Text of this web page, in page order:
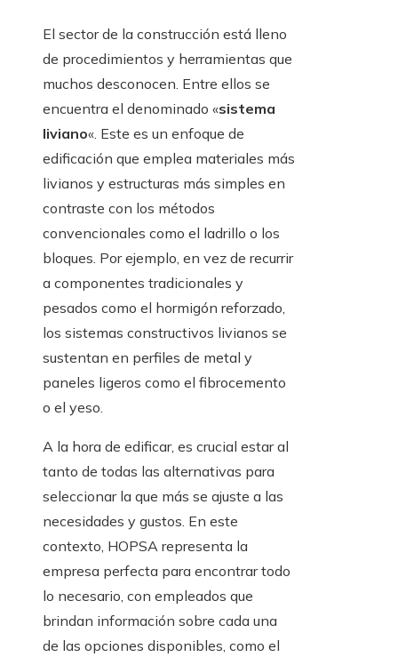
El sector de la construcción está lleno
de procedimientos y herramientas que
muchos desconocen. Entre ellos se
encuentra el denominado «sistema
liviano«. Este es un enfoque de
edificación que emplea materiales más
livianos y estructuras más simples en
contraste con los métodos
convencionales como el ladrillo o los
bloques. Por ejemplo, en vez de recurrir
a componentes tradicionales y
pesados como el hormigón reforzado,
los sistemas constructivos livianos se
sustentan en perfiles de metal y
paneles ligeros como el fibrocemento
o el yeso.
A la hora de edificar, es crucial estar al
tanto de todas las alternativas para
seleccionar la que más se ajuste a las
necesidades y gustos. En este
contexto, HOPSA representa la
empresa perfecta para encontrar todo
lo necesario, con empleados que
brindan información sobre cada una
de las opciones disponibles, como el